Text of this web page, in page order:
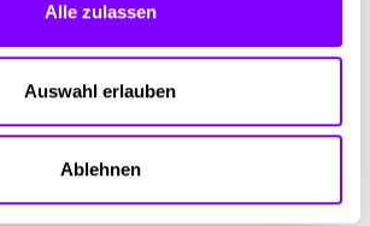
Alle zulassen
Auswahl erlauben
Ablehnen